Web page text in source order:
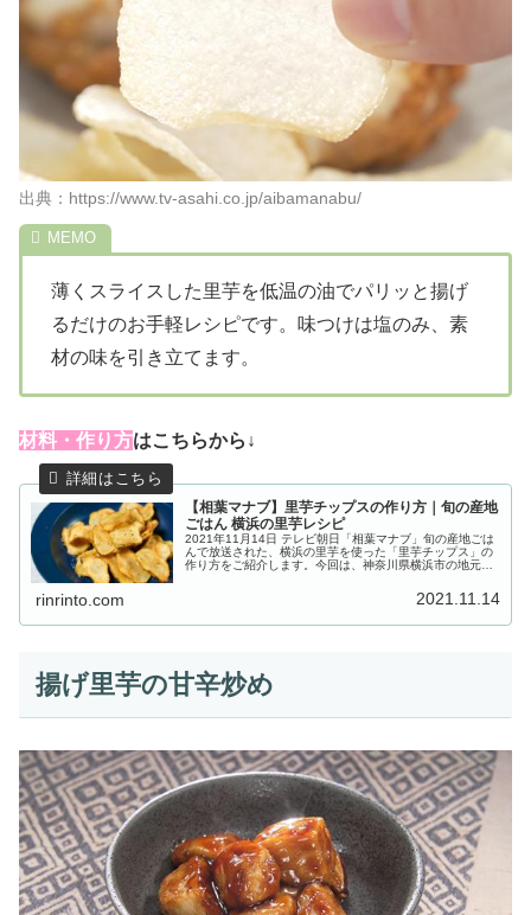
出典：https://www.tv-asahi.co.jp/aibamanabu/
薄くスライスした里芋を低温の油でパリッと揚げ
るだけのお手軽レシピです。味つけは塩のみ、素
材の味を引き立てます。
材料・作り方はこちらから↓
【相葉マナブ】里芋チップスの作り方｜旬の産地
ごはん 横浜の里芋レシピ
2021年11月14日 テレビ朝日「相葉マナブ」旬の産地ごは
んで放送された、横浜の里芋を使った「里芋チップス」の
作り方をご紹介します。今回は、神奈川県横浜市の地元農
rinrinto.com 2021.11.14
揚げ里芋の甘辛炒め